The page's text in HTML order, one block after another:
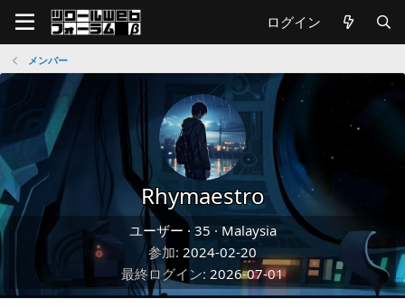
ログイン
メンバー
Rhymaestro
ユーザー · 35 · Malaysia
参加 2024-02-20
最終ログイン 2026-07-01